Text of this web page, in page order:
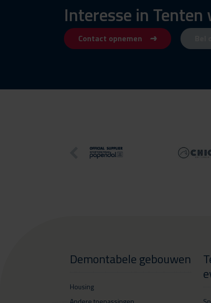
Interesse in Tenten
Contact opnemen
Demontabele gebouwen
Housing